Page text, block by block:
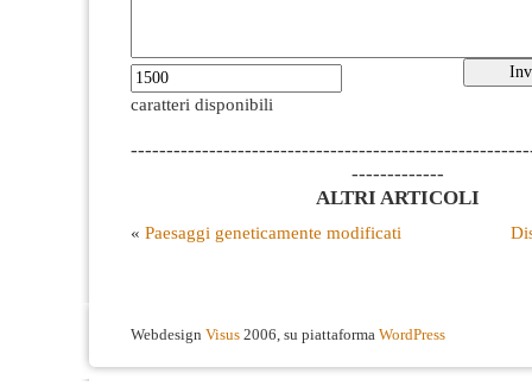
caratteri disponibili
-------------
ALTRI ARTICOLI
« Paesaggi geneticamente modificati
Webdesign Visus 2006, su piattaforma WordPress